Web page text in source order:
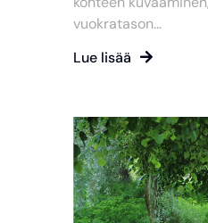
vuokratason...
Lue lisää